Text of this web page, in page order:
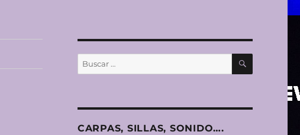
Buscar
por:
BUSCAR
CARPAS, SILLAS, SONIDO….